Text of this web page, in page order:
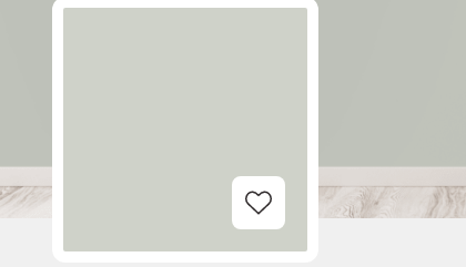
Add to Wishlist